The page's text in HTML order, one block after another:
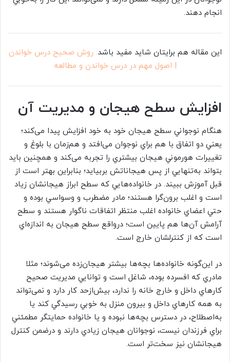
انجام دهند.
این مقاله هم برایتان شاید مفید باشد: روش صحیح درس خواندن
| اصول مهم در درس خواندن و مطالعه
افزايش سطح هيجان و مديريت آن
هنگام نوجواني سطح هيجان خود به خود افزايش پيدا می‌كند؛
يعني دو اتفاق با هم براي نوجوان می‌افتد و هم‌زمان با بلوغ و
تغييرات هورموني هيجان بيشتري را تجربه می‌كند و همچنين بايد
بتواند به‌تنهايي از پس هيجاناتش بربيايد؛ بنابراين بهتر است از
قبل آموزش ببیند. در خانواده‌هايي كه سطح ابراز هيجانشان زياد
است و اغلب برون‌گرا هستند؛ مادر مضطرب و وسواسي بوده و
حتي اعضاي خانواده اغلب منتظر اتفاقات ناگوار هستند و سطح
آرامش آن‌ها هم پايين است؛ در‌واقع سطح هيجان به اندازه‌اي
است كه از كنترلشان خارج است.
در اين‌گونه خانواده‌ها ‌بچه‌ها بيشتر هيجان‌زده می‌شوند؛ مثلا
مادري كه افسرده بوده، شاغل است و توانايي مديريت صحيح
كارهاي داخل و خارج خانه را ندارد‌، بيش‌ازحد كار دارد و نمی‌تواند
به همه كارهاي داخل و بيرون منزل به خوبي رسيدگي كند یا
به‌اصطلاح، در دسترس بچه‌ها نبوده و يا خانواده حمايتگر مطمئني
براي فرزندان نيست، نوجوانان هيجان زيادي دارند و درضمن كنترل
هیجانشان نیز سخت‌تر است.